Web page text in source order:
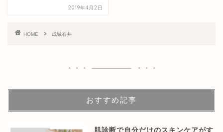
2019年4月2日
HOME 成城石井
おすすめ記事
肌診断で自分だけのスキンケアがす